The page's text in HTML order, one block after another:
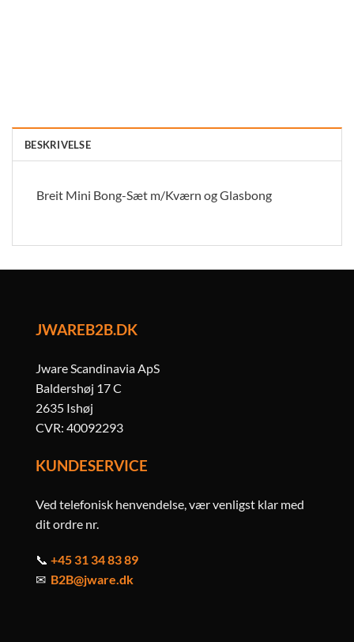
BESKRIVELSE
Breit Mini Bong-Sæt m/Kværn og Glasbong
JWAREB2B.DK
Jware Scandinavia ApS
Baldershøj 17 C
2635 Ishøj
CVR: 40092293
KUNDESERVICE
Ved telefonisk henvendelse, vær venligst klar med
dit ordre nr.
📞 +45 31 34 83 89
✉ B2B@jware.dk